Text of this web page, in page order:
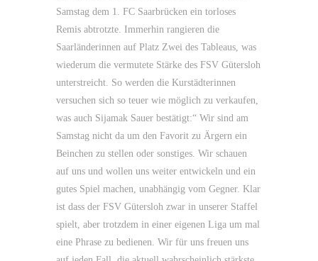
Samstag dem 1. FC Saarbrücken ein torloses
Remis abtrotzte. Immerhin rangieren die
Saarländerinnen auf Platz Zwei des Tableaus, was
wiederum die vermutete Stärke des FSV Gütersloh
unterstreicht. So werden die Kurstädterinnen
versuchen sich so teuer wie möglich zu verkaufen,
was auch Sijamak Sauer bestätigt:“ Wir sind am
Samstag nicht da um den Favorit zu Ärgern ein
Beinchen zu stellen oder sonstiges. Wir schauen
auf uns und wollen uns weiter entwickeln und ein
gutes Spiel machen, unabhängig vom Gegner. Klar
ist dass der FSV Gütersloh zwar in unserer Staffel
spielt, aber trotzdem in einer eigenen Liga um mal
eine Phrase zu bedienen. Wir für uns freuen uns